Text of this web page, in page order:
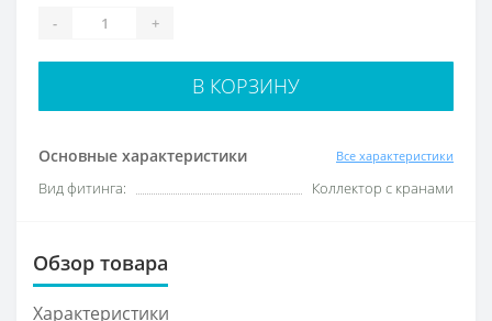
Основные характеристики Все характеристики
Вид фитинга: Коллектор с кранами
- +
В КОРЗИНУ
Обзор товара
Характеристики